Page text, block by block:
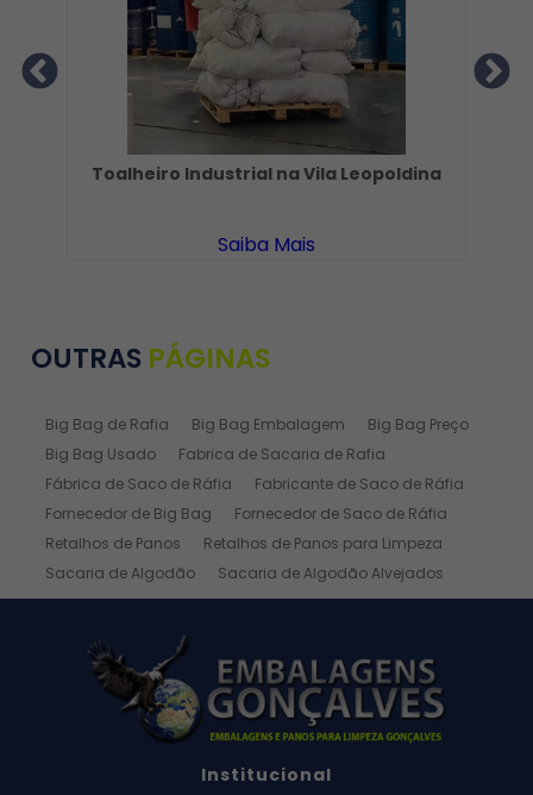
Toalheiro Industrial na Vila Leopoldina
Saiba Mais
OUTRAS PÁGINAS
Big Bag de Rafia Big Bag Embalagem
Big Bag Preço
Big Bag Usado
Fabrica de Sacaria de Rafia
Fábrica de Saco de Ráfia
Fabricante de Saco de Ráfia
Fornecedor de Big Bag
Fornecedor de Saco de Ráfia
Retalhos de Panos
Retalhos de Panos para Limpeza
Sacaria de Algodão
Sacaria de Algodão Alvejados
Sacaria de Ráfia
Sacaria de Rafia Laminada
Saco de Rafia
Saco de Rafia 100 Kg
Saco de Rafia 20kg
Saco de Ráfia 25 Kg
Saco de Ráfia 30 Kg
Saco de Rafia 40 Kg
Saco de Ráfia 60 Kg Preço
Institucional